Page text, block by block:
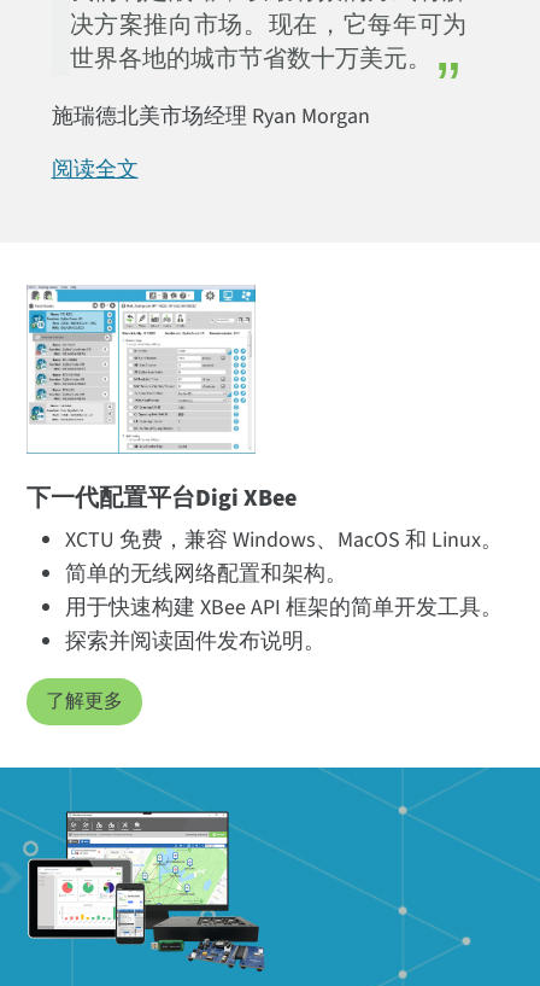
决方案推向市场。现在，它每年可为
世界各地的城市节省数十万美元。
施瑞德北美市场经理 Ryan Morgan
阅读全文
下一代配置平台Digi XBee
XCTU 免费，兼容 Windows、MacOS 和 Linux。
简单的无线网络配置和架构。
用于快速构建 XBee API 框架的简单开发工具。
探索并阅读固件发布说明。
了解更多